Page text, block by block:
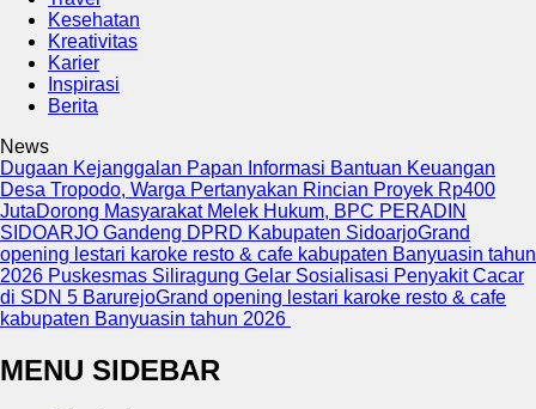
Kesehatan
Kreativitas
Karier
Inspirasi
Berita
News
Dugaan Kejanggalan Papan Informasi Bantuan Keuangan
Desa Tropodo, Warga Pertanyakan Rincian Proyek Rp400
JutaDorong Masyarakat Melek Hukum, BPC PERADIN
SIDOARJO Gandeng DPRD Kabupaten SidoarjoGrand
opening lestari karoke resto & cafe kabupaten Banyuasin tahun
2026 Puskesmas Siliragung Gelar Sosialisasi Penyakit Cacar
di SDN 5 BarurejoGrand opening lestari karoke resto & cafe
kabupaten Banyuasin tahun 2026
MENU SIDEBAR